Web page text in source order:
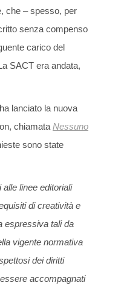
che – spesso, per
senza compenso
carico del
SACT era andata,
lanciato la nuova
chiamata Nessuno
sono state
linee editoriali
di creatività e
espressiva tali da
vigente normativa
dei diritti
accompagnati